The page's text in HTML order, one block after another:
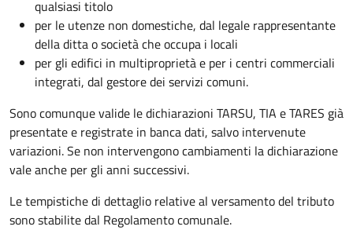
qualsiasi titolo
per le utenze non domestiche, dal legale rappresentante
della ditta o società che occupa i locali
per gli edifici in multiproprietà e per i centri commerciali
integrati, dal gestore dei servizi comuni.
Sono comunque valide le dichiarazioni TARSU, TIA e TARES già
presentate e registrate in banca dati, salvo intervenute
variazioni. Se non intervengono cambiamenti la dichiarazione
vale anche per gli anni successivi.
Le tempistiche di dettaglio relative al versamento del tributo
sono stabilite dal Regolamento comunale.